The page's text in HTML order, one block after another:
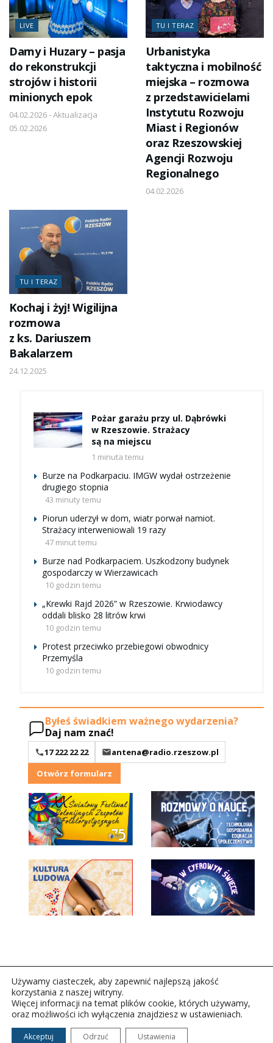
LIVE
Damy i Huzary – pasja
do rekonstrukcji
strojów i historii
minionych epok
04.02.2026 - Aktualizacja
05.02.2026
TU I TERAZ
Urbanistyka
taktyczna i mobilność
miejska – rozmowa
z przedstawicielami
Instytutu Rozwoju
Miast i Regionów
oraz Rzeszowskiej
Agencji Rozwoju
Regionalnego
04.02.2026
TU I TERAZ
Kochaj i żyj! Wigilijna
rozmowa
z ks. Dariuszem
Bakalarzem
24.12.2025
Pożar garażu przy ul. Dąbrówki
w Rzeszowie. Strażacy
są na miejscu
1 minuta temu
Burze na Podkarpaciu. IMGW wydał ostrzeżenie
drugiego stopnia
43 minuty temu
Piorun uderzył w dom, wiatr porwał namiot.
Strażacy interweniowali 19 razy
47 minut temu
Burze nad Podkarpaciem. Uszkodzony budynek
gospodarczy w Wierzawicach
10 godzin temu
„Krewki Rajd 2026” w Rzeszowie. Krwiodawcy
oddali blisko 28 litrów krwi
10 godzin temu
Protest przeciwko przebiegowi obwodnicy
Przemyśla
10 godzin temu
Byłeś świadkiem ważnego wydarzenia?
Daj nam znać!
17 222 22 22
antena@radio.rzeszow.pl
Otwórz formularz
Copyright © 2026Polskie Radio Rzeszów S.A. w likwidacj.
Wszelkie prawa zastrzeżone.
Używamy ciasteczek, aby zapewnić najlepszą jakość
korzystania z naszej witryny.
Więcej informacji na temat plików cookie, których używamy,
oraz możliwości ich wyłączenia znajdziesz w ustawieniach.
Akceptuj Odrzuć Ustawienia